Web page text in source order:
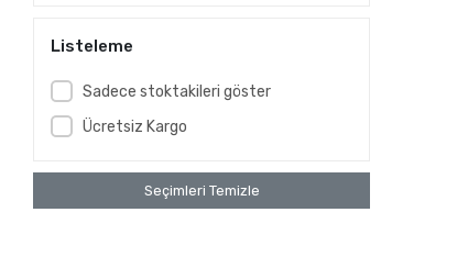
Listeleme
Sadece stoktakileri göster
Ücretsiz Kargo
Seçimleri Temizle